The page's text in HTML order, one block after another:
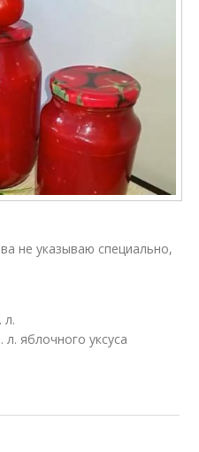
не указываю специально,
л.
яблочного уксуса